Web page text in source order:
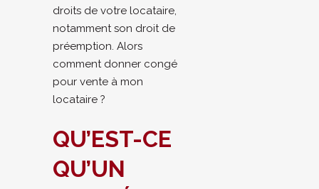
droits de votre locataire,
notamment son droit de
préemption. Alors
comment donner congé
pour vente à mon
locataire ?
QU’EST-CE
QU’UN